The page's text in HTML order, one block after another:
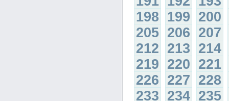
198 199 200
205 206 207
212 213 214
219 220 221
226 227 228
233 234 235